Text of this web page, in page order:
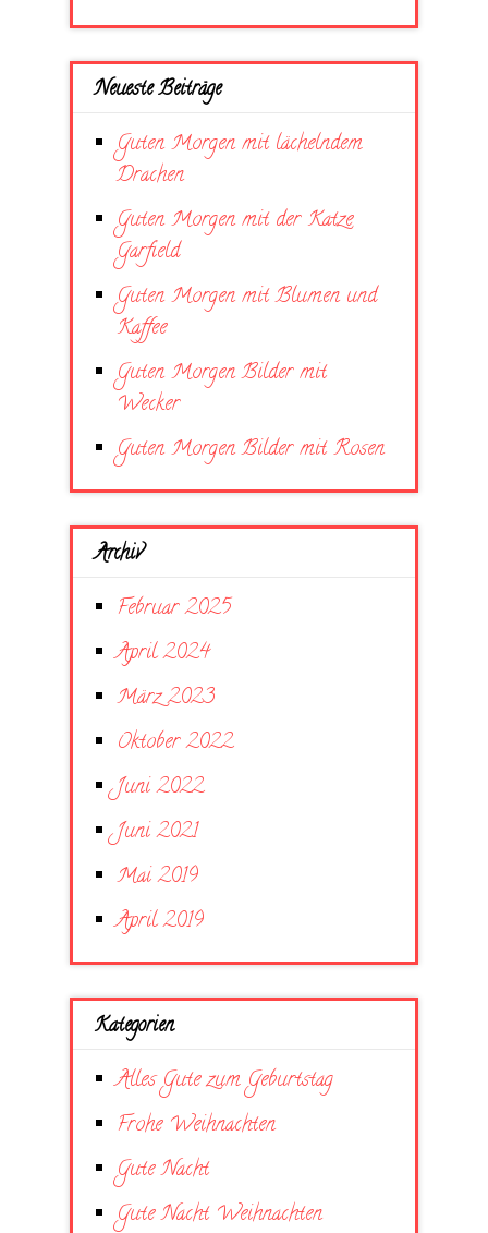
Neueste Beiträge
Guten Morgen mit lächelndem
Drachen
Guten Morgen mit der Katze
Garfield
Guten Morgen mit Blumen und
Kaffee
Guten Morgen Bilder mit
Wecker
Guten Morgen Bilder mit Rosen
Archiv
Februar 2025
April 2024
März 2023
Oktober 2022
Juni 2022
Juni 2021
Mai 2019
April 2019
Kategorien
Alles Gute zum Geburtstag
Frohe Weihnachten
Gute Nacht
Gute Nacht Weihnachten